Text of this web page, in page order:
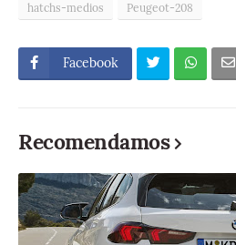
hatchs-medios Peugeot-208
Facebook
Recomendamos